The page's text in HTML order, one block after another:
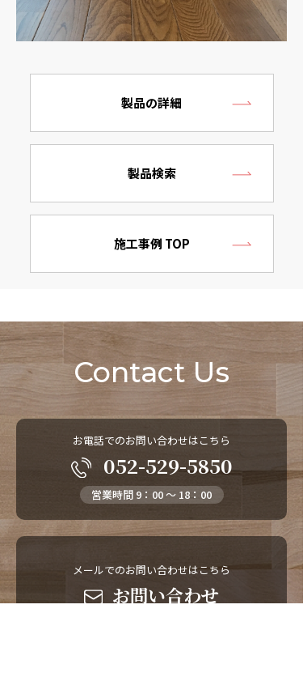
製品の詳細
製品検索
施工事例 TOP
Contact Us
お電話でのお問い合わせはこちら
052-529-5850
営業時間 9：00 ～ 18：00
メールでのお問い合わせはこちら
お問い合わせ